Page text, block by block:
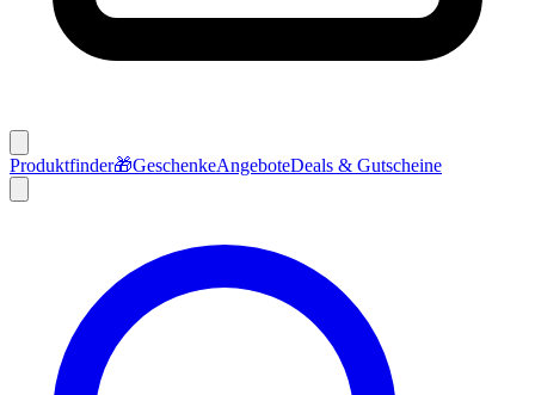
Produktfinder🎁GeschenkeAngeboteDeals & Gutscheine